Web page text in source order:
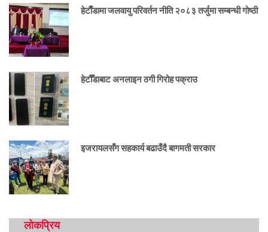
हेटाैँडामा जलवायु परिवर्तन नीति २०८३ तर्जुमा सम्बन्धी गोष्ठी
हेटौँडाबाट अनलाइन ठगी गिरोह पक्राउ
इजरायलसँग सहकार्य बढाउँदै बागमती सरकार
लोकप्रिय